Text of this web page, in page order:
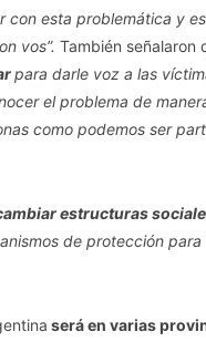
con esta problemática y
vos”. También señalaron
para darle voz a las
el problema de
como podemos ser
estructuras
de protección
será en varias